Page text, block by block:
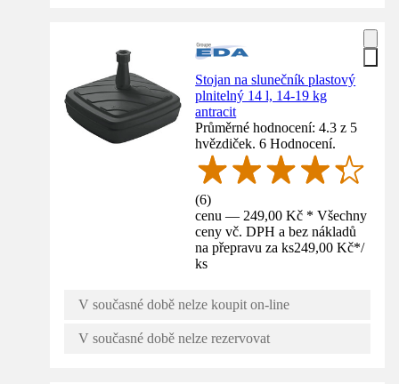
Stojan na slunečník plastový
plnitelný 14 l, 14-19 kg
antracit
Průměrné hodnocení: 4.3 z 5
hvězdiček. 6 Hodnocení.
(6)
cenu — 249,00 Kč * Všechny
ceny vč. DPH a bez nákladů
na přepravu za ks249,00 Kč*/
ks
V současné době nelze koupit on-line
V současné době nelze rezervovat